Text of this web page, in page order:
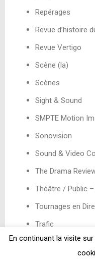
Repérages
Revue d’histoire
Revue Vertigo
Scène (la)
Scènes
Sight & Sound
SMPTE Motion
Sonovision
Sound & Video
The Drama
Théâtre / Public –
Tournages en
Trafic
Ubu Scènes
En continuant la visite